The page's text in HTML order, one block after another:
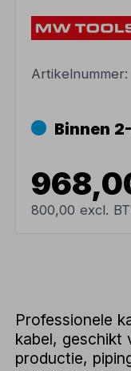
Artikelnummer:
Binnen
800,00 excl.
Professionele
kabel, geschikt
productie,